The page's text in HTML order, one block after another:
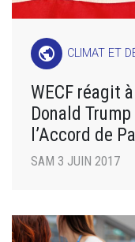
public CLIMAT ET
WECF réagit
Donald
l’Accord de
SAM 3 JUIN 2017